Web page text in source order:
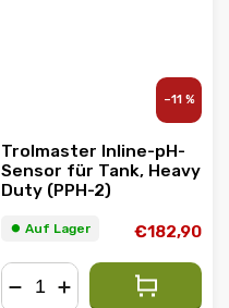
–11 %
Trolmaster Inline-pH-
Sensor für Tank, Heavy
Duty (PPH-2)
⏺︎ Auf Lager €182,90